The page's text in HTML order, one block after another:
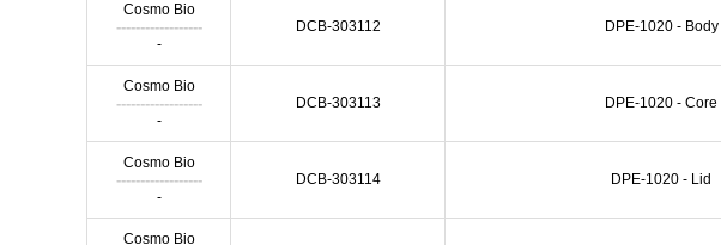
Cosmo Bio
------------------
-
DCB-303112 DPE-1020 - Body
Cosmo Bio
------------------
-
DCB-303113 DPE-1020 - Core
Cosmo Bio
------------------
-
DCB-303114 DPE-1020 - Lid
Cosmo Bio